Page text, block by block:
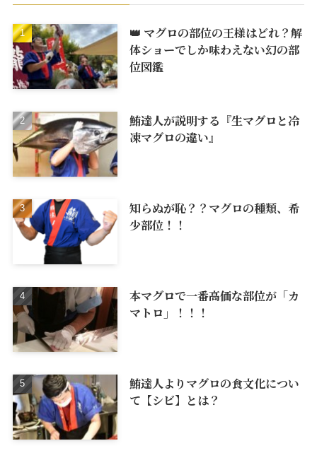
👑 マグロの部位の王様はどれ？解
体ショーでしか味わえない幻の部
位図鑑
鮪達人が説明する『生マグロと冷
凍マグロの違い』
知らぬが恥？？マグロの種類、希
少部位！！
本マグロで一番高価な部位が「カ
マトロ」！！！
鮪達人よりマグロの食文化につい
て【シビ】とは？